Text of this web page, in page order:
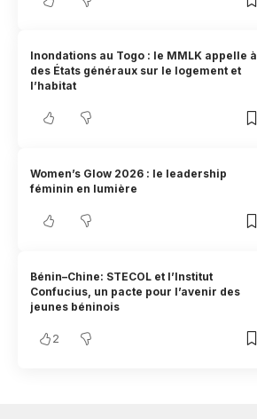
Inondations au Togo : le MMLK appelle à
des États généraux sur le logement et
l’habitat
Women’s Glow 2026 : le leadership
féminin en lumière
Bénin–Chine: STECOL et l’Institut
Confucius, un pacte pour l’avenir des
jeunes béninois
2